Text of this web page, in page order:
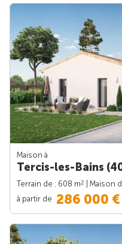
Maison à
Tercis-les-Bains
Terrain de : 608 m2 | Maison
à partir de 286 000 €